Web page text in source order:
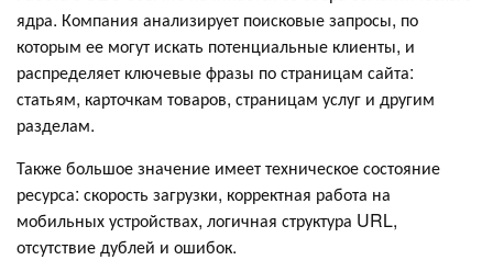
ядра. Компания анализирует поисковые запросы, по
которым ее могут искать потенциальные клиенты, и
распределяет ключевые фразы по страницам сайта:
статьям, карточкам товаров, страницам услуг и другим
разделам.
Также большое значение имеет техническое состояние
ресурса: скорость загрузки, корректная работа на
мобильных устройствах, логичная структура URL,
отсутствие дублей и ошибок.